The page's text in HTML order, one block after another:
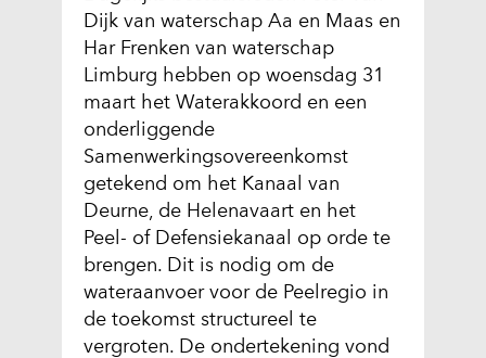
Dijk van waterschap Aa en Maas en
Har Frenken van waterschap
Limburg hebben op woensdag 31
maart het Waterakkoord en een
onderliggende
Samenwerkingsovereenkomst
getekend om het Kanaal van
Deurne, de Helenavaart en het
Peel- of Defensiekanaal op orde te
brengen. Dit is nodig om de
wateraanvoer voor de Peelregio in
de toekomst structureel te
vergroten. De ondertekening vond